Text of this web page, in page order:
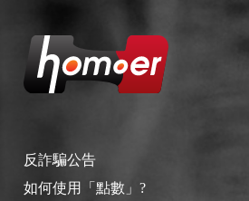
反詐騙公告
如何使用「點數」?